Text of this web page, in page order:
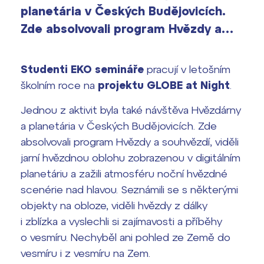
Výsledky 1. kola přijímacího řízení
2026/2027
Maturitní zkoušky
FOCUSing
Zahraniční stipendia
ČAG studentský
Maturitní témata
Pomoc! Mám problém!
vyhledávání
Office 365
planetária v Českých Budějovicích.
Zde absolvovali program Hvězdy a…
Studenti EKO semináře pracují v letošním
školním roce na projektu GLOBE at Night
Jednou z aktivit byla také návštěva Hvězdárny
a planetária v Českých Budějovicích. Zde
absolvovali program Hvězdy a souhvězdí, viděli
jarní hvězdnou oblohu zobrazenou v digitálním
planetáriu a zažili atmosféru noční hvězdné
scenérie nad hlavou. Seznámili se s některými
objekty na obloze, viděli hvězdy z dálky
i zblízka a vyslechli si zajímavosti a příběhy
o vesmíru. Nechyběl ani pohled ze Země do
vesmíru i z vesmíru na Zem.